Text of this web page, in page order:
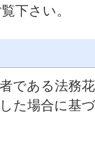
下さい。
である法務
た場合に基